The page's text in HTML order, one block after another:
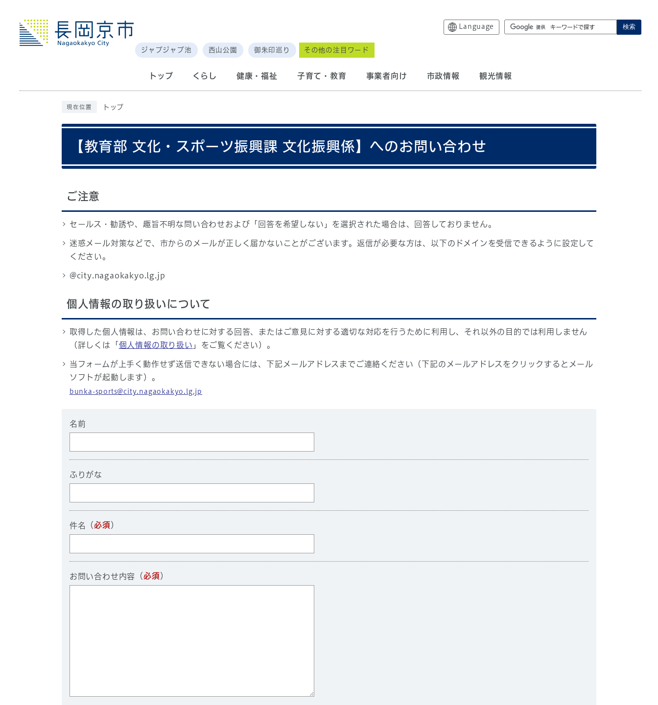
Language 検索
ジャブジャブ池 西山公園 御朱印巡り その他の注目ワード
トップ くらし 健康・福祉 子育て・教育 事業者向け 市政情報 観光情報
現在位置 トップ
【教育部 文化・スポーツ振興課 文化振興係】へのお問い合わせ
ご注意
セールス・勧誘や、趣旨不明な問い合わせおよび「回答を希望しない」を選択された場合は、回答しておりません。
迷惑メール対策などで、市からのメールが正しく届かないことがございます。返信が必要な方は、以下のドメインを受信できるように設定して
ください。
@city.nagaokakyo.lg.jp
個人情報の取り扱いについて
取得した個人情報は、お問い合わせに対する回答、またはご意見に対する適切な対応を行うために利用し、それ以外の目的では利用しません
（詳しくは「 個人情報の取り扱い 」をご覧ください）。
当フォームが上手く動作せず送信できない場合には、下記メールアドレスまでご連絡ください（下記のメールアドレスをクリックするとメール
ソフトが起動します）。
bunka-sports@city.nagaokakyo.lg.jp
名前
ふりがな
件名 （必須 ）
お問い合わせ内容 （必須 ）